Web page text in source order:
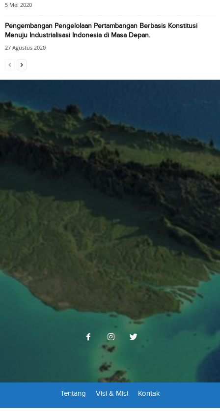
5 Mei 2020
Pengembangan Pengelolaan Pertambangan Berbasis Konstitusi
Menuju Industrialisasi Indonesia di Masa Depan.
27 Agustus 2020
Tentang Visi & Misi Kontak